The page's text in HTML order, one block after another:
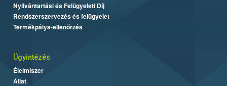
Nyilvántartási és Felügyeleti Díj
Rendszerszervezés és felügyelet
Termékpálya-ellenőrzés
Ügyintézés
Élelmiszer
Állat